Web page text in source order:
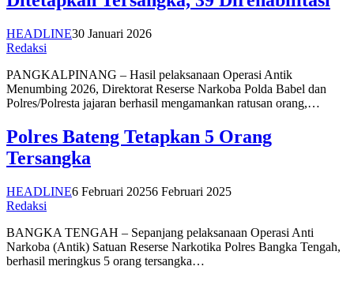
HEADLINE30 Januari 2026
Redaksi
PANGKALPINANG – Hasil pelaksanaan Operasi Antik
Menumbing 2026, Direktorat Reserse Narkoba Polda Babel dan
Polres/Polresta jajaran berhasil mengamankan ratusan orang,…
Polres Bateng Tetapkan 5 Orang
Tersangka
HEADLINE6 Februari 20256 Februari 2025
Redaksi
BANGKA TENGAH – Sepanjang pelaksanaan Operasi Anti
Narkoba (Antik) Satuan Reserse Narkotika Polres Bangka Tengah,
berhasil meringkus 5 orang tersangka…